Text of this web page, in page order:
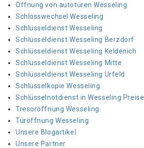
Öffnung von autotüren Wesseling
Schlosswechsel Wesseling
Schlüsseldienst Wesseling
Schlüsseldienst Wesseling Berzdorf
Schlüsseldienst Wesseling Keldenich
Schlüsseldienst Wesseling Mitte
Schlüsseldienst Wesseling Urfeld
Schlüsselkopie Wesseling
Schlüsselnotdienst in Wesseling Preise
Tresoröffnung Wesseling
Türöffnung Wesseling
Unsere Blogartikel
Unsere Partner